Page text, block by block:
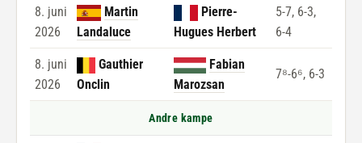
8. juni
2026
Martin
Landaluce
Pierre-
Hugues Herbert
5-7, 6-3,
6-4
8. juni
2026
Gauthier
Onclin
Fabian
Marozsan
7⁸-6⁶, 6-3
Andre kampe